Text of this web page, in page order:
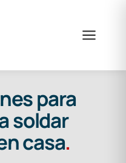
para
soldar
casa.